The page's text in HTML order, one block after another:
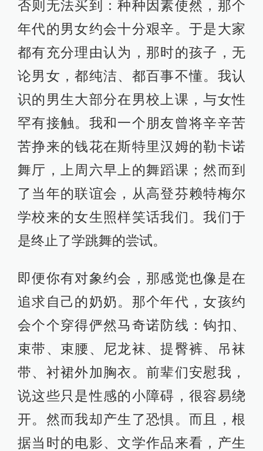
否则无法买到：种种因素使然，那个
年代的男女约会十分艰辛。于是大家
都有充分理由认为，那时的孩子，无
论男女，都纯洁、都百事不懂。我认
识的男生大部分在男校上课，与女性
罕有接触。我和一个朋友曾将辛辛苦
苦挣来的钱花在斯特里汉姆的勒卡诺
舞厅，上周六早上的舞蹈课；然而到
了当年的联谊会，从高登芬赖特梅尔
学校来的女生照样笑话我们。我们于
是终止了学跳舞的尝试。
即便你有对象约会，那感觉也像是在
追求自己的奶奶。那个年代，女孩约
会个个穿得俨然马奇诺防线：钩扣、
束带、束腰、尼龙袜、提臀裤、吊袜
带、衬裙外加胸衣。前辈们安慰我，
说这些只是性感的小障碍，很容易绕
开。然而我却产生了恐惧。而且，根
据当时的电影、文学作品来看，产生